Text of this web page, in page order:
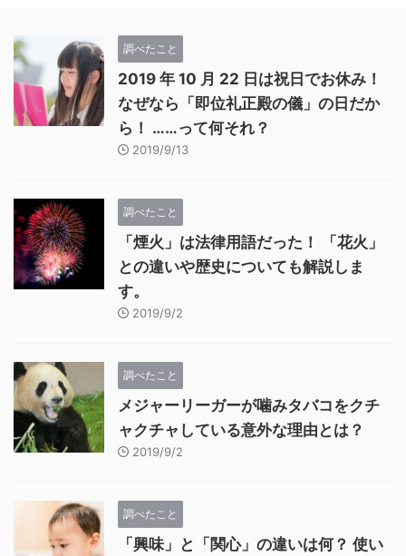
調べたこと
2019 年 10 月 22 日は祝日でお休み！
なぜなら「即位礼正殿の儀」の日だか
ら！ ……って何それ？
2019/9/13
調べたこと
「煙火」は法律用語だった！ 「花火」
との違いや歴史についても解説しま
す。
2019/9/2
調べたこと
メジャーリーガーが噛みタバコをクチ
ャクチャしている意外な理由とは？
2019/9/2
調べたこと
「興味」と「関心」の違いは何？ 使い